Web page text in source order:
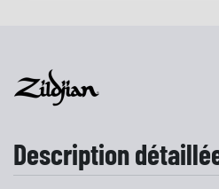
Description